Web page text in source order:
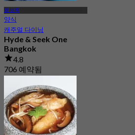
원 방콕
양식
캐주얼 다이닝
Hyde & Seek One
Bangkok
4.8
706 예약됨